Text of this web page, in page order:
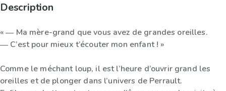
Description
« ― Ma mère-grand que vous avez de grandes oreilles.
― C’est pour mieux t’écouter mon enfant ! »
Comme le méchant loup, il est l’heure d’ouvrir grand les
oreilles et de plonger dans l’univers de Perrault.